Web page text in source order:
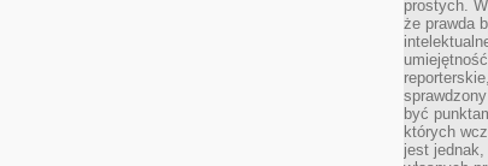
prostych.
że prawda
sprawdzony
być
których
jest